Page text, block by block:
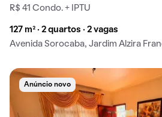
R$ 41 Condo. + IPTU
127 m² · 2 quartos · 2 vagas
Avenida Sorocaba, Jardim Alzira
Anúncio novo